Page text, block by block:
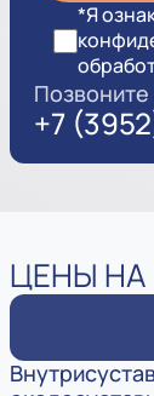
*Я
+7
ЦЕНЫ НА